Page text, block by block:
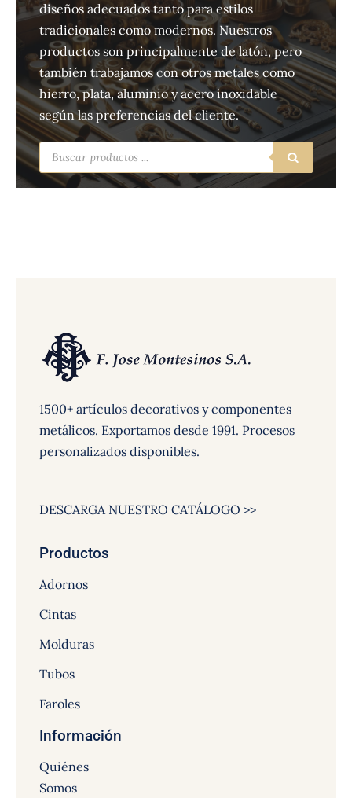
diseños adecuados tanto para estilos
tradicionales como modernos. Nuestros
productos son principalmente de latón, pero
también trabajamos con otros metales como
hierro, plata, aluminio y acero inoxidable
según las preferencias del cliente.
Búsqueda
de
productos
1500+ artículos decorativos y componentes
metálicos. Exportamos desde 1991. Procesos
personalizados disponibles.
DESCARGA NUESTRO CATÁLOGO >>
Productos
Adornos
Cintas
Molduras
Tubos
Faroles
Información
Quiénes
Somos